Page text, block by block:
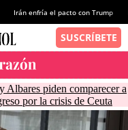
Irán enfría el pacto con Trump
Albares piden comparecer a
por la crisis de Ceuta